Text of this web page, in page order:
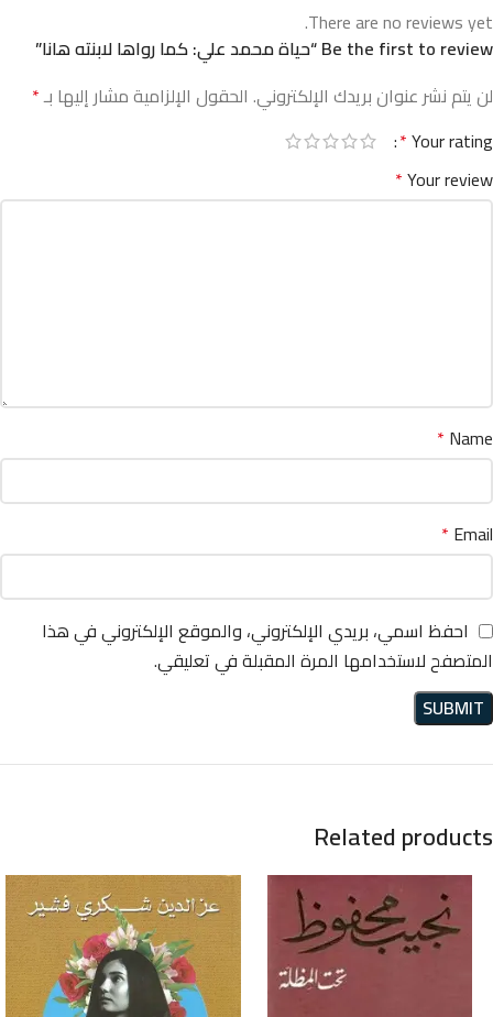
There are no reviews yet.
Be the first to review “حياة محمد علي: كما رواها لابنته هانا”
لن يتم نشر عنوان بريدك الإلكتروني. الحقول الإلزامية مشار إليها بـ*
Your rating
*
Your review
*
Name
*
Email
*
احفظ اسمي، بريدي الإلكتروني، والموقع الإلكتروني في هذا
المتصفح لاستخدامها المرة المقبلة في تعليقي.
Related products